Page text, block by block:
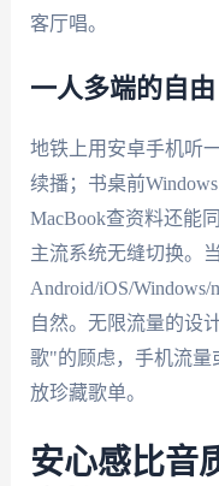
客厅唱。
一人多端的自
地铁上用安卓手机听
续播；书桌前
MacBook查资料还能
主流系统无缝切换。
Android/iOS/
自然。无限流量的设
歌"的顾虑，手机流量
放珍藏歌单。
安心感比音